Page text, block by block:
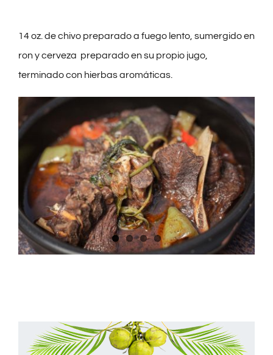
CONTACTO
14 oz. de chivo preparado a fuego lento, sumergido en
ron y cerveza preparado en su propio jugo,
terminado con hierbas aromáticas.